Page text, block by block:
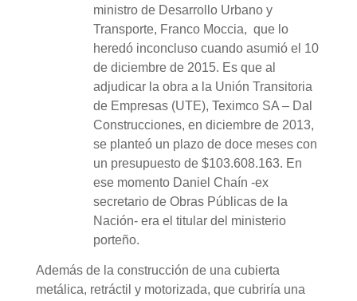
ministro de Desarrollo Urbano y
Transporte, Franco Moccia, que lo
heredó inconcluso cuando asumió el 10
de diciembre de 2015. Es que al
adjudicar la obra a la Unión Transitoria
de Empresas (UTE), Teximco SA – Dal
Construcciones, en diciembre de 2013,
se planteó un plazo de doce meses con
un presupuesto de $103.608.163. En
ese momento Daniel Chaín -ex
secretario de Obras Públicas de la
Nación- era el titular del ministerio
porteño.
Además de la construcción de una cubierta
metálica, retráctil y motorizada, que cubriría una